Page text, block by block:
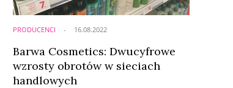
PRODUCENCI
Barwa Cosmetics: Dwucyfrowe
wzrosty obrotów w sieciach
handlowych
16.08.2022